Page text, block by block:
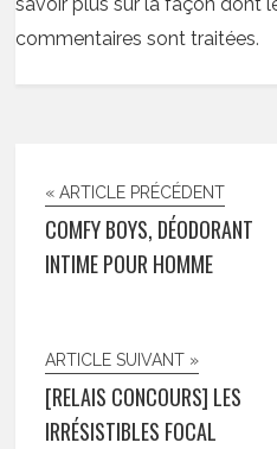
commentaires sont traitées.
« ARTICLE PRÉCÉDENT
COMFY BOYS, DÉODORANT
INTIME POUR HOMME
ARTICLE SUIVANT »
[RELAIS CONCOURS] LES
IRRÉSISTIBLES FOCAL